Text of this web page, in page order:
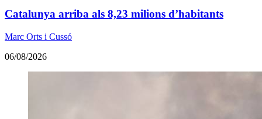
Catalunya arriba als 8,23 milions d’habitants
Marc Orts i Cussó
06/08/2026